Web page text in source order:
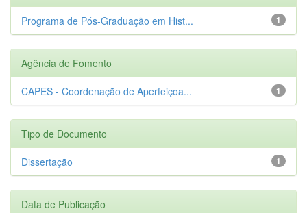
1
Programa de Pós-Graduação em Hist...
Agência de Fomento
1
CAPES - Coordenação de Aperfeiçoa...
Tipo de Documento
1
Dissertação
Data de Publicação